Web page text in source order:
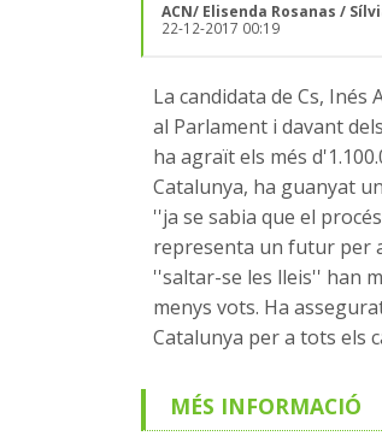
ACN/ Elisenda Rosanas /
22-12-2017 00:19
La candidata de Cs,
al Parlament i davant
ha agraït els més
Catalunya, ha guanyat
''ja se sabia que el
representa un futur per
''saltar-se les lleis'' han
menys vots. Ha
Catalunya per a tots els
MÉS INFORMACIÓ